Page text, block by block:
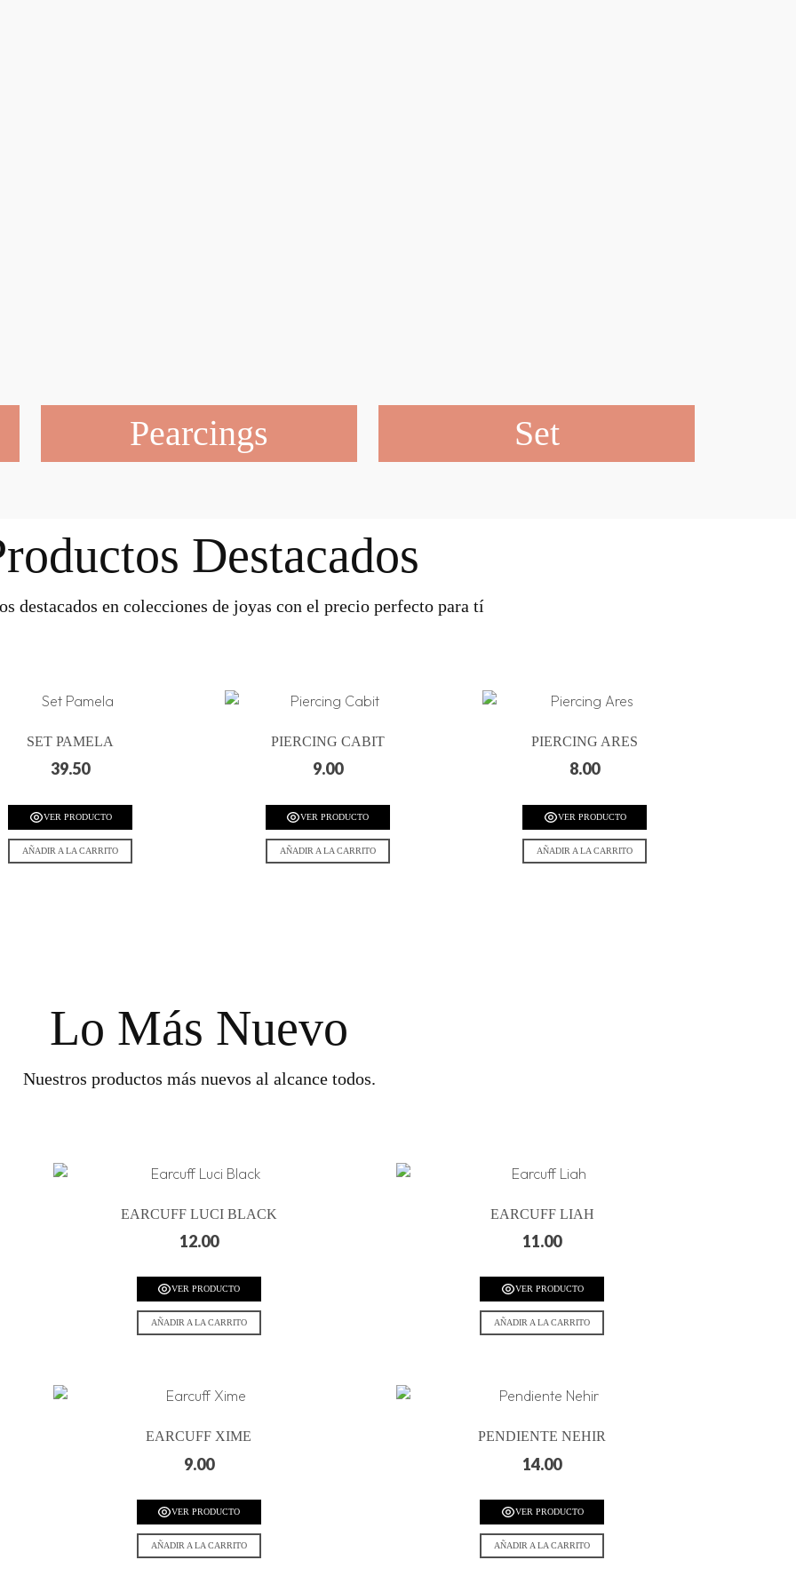
Pearcings Set
Destacados
destacados en colecciones de joyas con el precio perfecto para tí
SET PAMELA
39.50
VER PRODUCTO
AÑADIR A LA CARRITO
PIERCING CABIT
9.00
VER PRODUCTO
AÑADIR A LA CARRITO
PIERCING ARES
8.00
VER PRODUCTO
AÑADIR A LA CARRITO
Lo Más Nuevo
Nuestros productos más nuevos al alcance todos.
EARCUFF LUCI BLACK
12.00
VER PRODUCTO
AÑADIR A LA CARRITO
EARCUFF LIAH
11.00
VER PRODUCTO
AÑADIR A LA CARRITO
EARCUFF XIME
9.00
VER PRODUCTO
AÑADIR A LA CARRITO
PENDIENTE NEHIR
14.00
VER PRODUCTO
AÑADIR A LA CARRITO